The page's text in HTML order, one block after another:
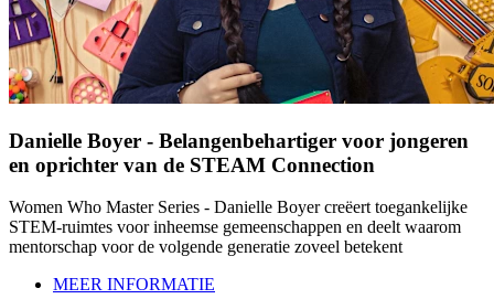
Danielle Boyer - Belangenbehartiger voor jongeren
en oprichter van de STEAM Connection
Women Who Master Series - Danielle Boyer creëert toegankelijke
STEM-ruimtes voor inheemse gemeenschappen en deelt waarom
mentorschap voor de volgende generatie zoveel betekent
MEER INFORMATIE